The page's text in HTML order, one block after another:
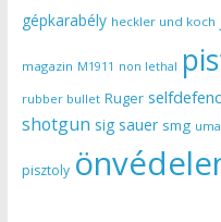
gépkarabély heckler und koch
magazin M1911 non lethal
rubber bullet Ruger
shotgun sig sauer smg
pisztoly